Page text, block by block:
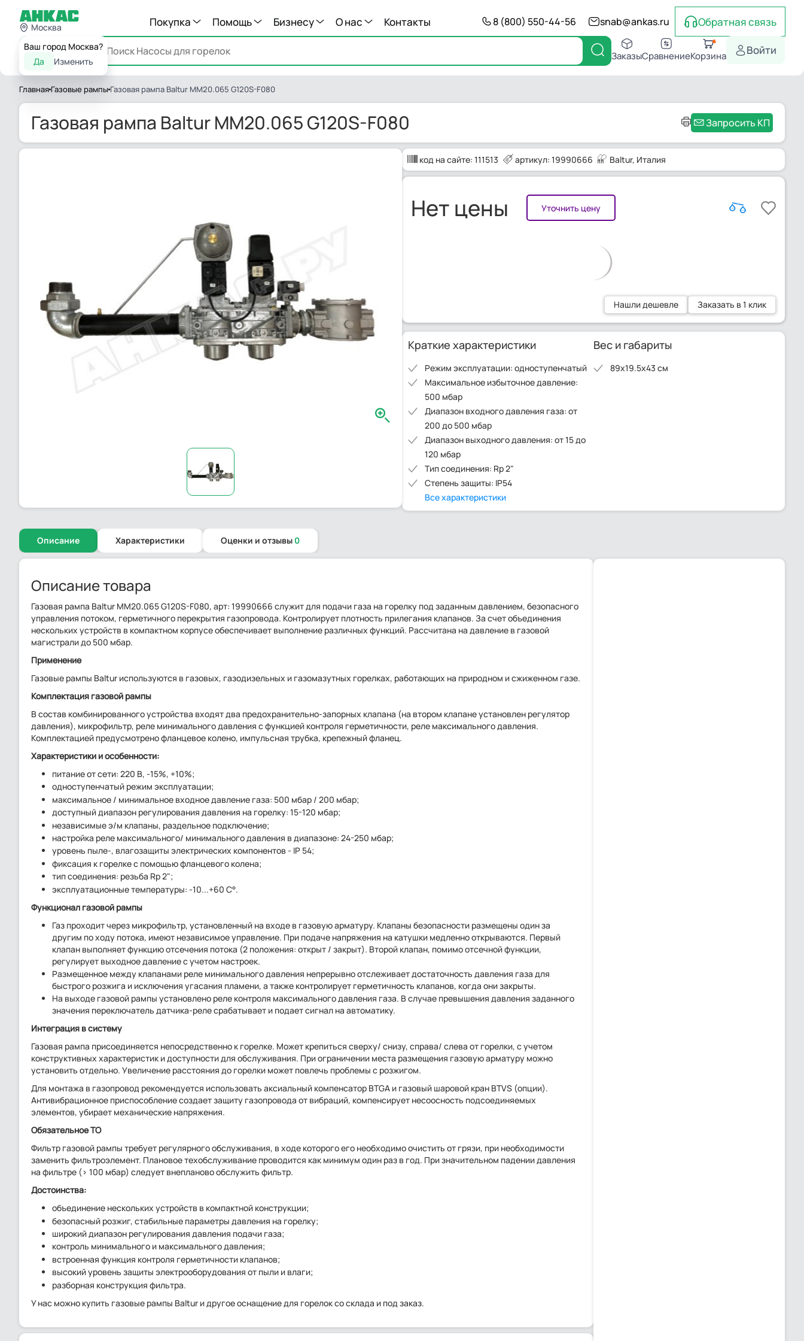
Москва
Ваш город Москва?
Да
Изменить
Покупка Помощь Бизнесу О нас Контакты 8 (800) 550-44-56 snab@ankas.ru Обратная связь
Каталог ЗаказыСравнениеКорзина Войти
Главная Газовые рампы Газовая рампа Baltur MM20.065 G120S-F080
Газовая рампа Baltur MM20.065 G120S-F080 Запросить КП
код на сайте: 111513 артикул: 19990666 Baltur, Италия
Нет цены Уточнить цену
Нашли дешевле Заказать в 1 клик
Краткие характеристики
Режим эксплуатации: одноступенчатый
Максимальное избыточное давление:
500 мбар
Диапазон входного давления газа: от
200 до 500 мбар
Диапазон выходного давления: от 15 до
120 мбар
Тип соединения: Rp 2"
Степень защиты: IP54
Все характеристики
Вес и габариты
89x19.5x43 см
Описание Характеристики Оценки и отзывы 0
Описание товара
Газовая рампа Baltur MM20.065 G120S-F080, арт: 19990666 служит для подачи газа на горелку под заданным давлением, безопасного
управления потоком, герметичного перекрытия газопровода. Контролирует плотность прилегания клапанов. За счет объединения
нескольких устройств в компактном корпусе обеспечивает выполнение различных функций. Рассчитана на давление в газовой
магистрали до 500 мбар.
Применение
Газовые рампы Baltur используются в газовых, газодизельных и газомазутных горелках, работающих на природном и сжиженном газе.
Комплектация газовой рампы
В состав комбинированного устройства входят два предохранительно-запорных клапана (на втором клапане установлен регулятор
давления), микрофильтр, реле минимального давления с функцией контроля герметичности, реле максимального давления.
Комплектацией предусмотрено фланцевое колено, импульсная трубка, крепежный фланец.
Характеристики и особенности:
питание от сети: 220 В, -15%, +10%;
одноступенчатый режим эксплуатации;
максимальное / минимальное входное давление газа: 500 мбар / 200 мбар;
доступный диапазон регулирования давления на горелку: 15-120 мбар;
независимые э/м клапаны, раздельное подключение;
настройка реле максимального/ минимального давления в диапазоне: 24-250 мбар;
уровень пыле-, влагозащиты электрических компонентов - IP 54;
фиксация к горелке с помощью фланцевого колена;
тип соединения: резьба Rp 2";
эксплуатационные температуры: -10...+60 С°.
Функционал газовой рампы
Газ проходит через микрофильтр, установленный на входе в газовую арматуру. Клапаны безопасности размещены один за
другим по ходу потока, имеют независимое управление. При подаче напряжения на катушки медленно открываются. Первый
клапан выполняет функцию отсечения потока (2 положения: открыт / закрыт). Второй клапан, помимо отсечной функции,
регулирует выходное давление с учетом настроек.
Размещенное между клапанами реле минимального давления непрерывно отслеживает достаточность давления газа для
быстрого розжига и исключения угасания пламени, а также контролирует герметичность клапанов, когда они закрыты.
На выходе газовой рампы установлено реле контроля максимального давления газа. В случае превышения давления заданного
значения переключатель датчика-реле срабатывает и подает сигнал на автоматику.
Интеграция в систему
Газовая рампа присоединяется непосредственно к горелке. Может крепиться сверху/ снизу, справа/ слева от горелки, с учетом
конструктивных характеристик и доступности для обслуживания. При ограничении места размещения газовую арматуру можно
установить отдельно. Увеличение расстояния до горелки может повлечь проблемы с розжигом.
Для монтажа в газопровод рекомендуется использовать аксиальный компенсатор BTGA и газовый шаровой кран BTVS (опции).
Антивибрационное приспособление создает защиту газопровода от вибраций, компенсирует несоосность подсоединяемых
элементов, убирает механические напряжения.
Обязательное ТО
Фильтр газовой рампы требует регулярного обслуживания, в ходе которого его необходимо очистить от грязи, при необходимости
заменить фильтроэлемент. Плановое техобслуживание проводится как минимум один раз в год. При значительном падении давления
на фильтре (> 100 мбар) следует внепланово обслужить фильтр.
Достоинства:
объединение нескольких устройств в компактной конструкции;
безопасный розжиг, стабильные параметры давления на горелку;
широкий диапазон регулирования давления подачи газа;
контроль минимального и максимального давления;
встроенная функция контроля герметичности клапанов;
высокий уровень защиты электрооборудования от пыли и влаги;
разборная конструкция фильтра.
У нас можно купить газовые рампы Baltur и другое оснащение для горелок со склада и под заказ.